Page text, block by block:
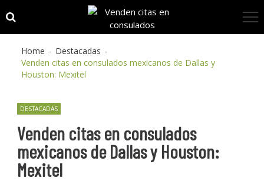
to
navigation
to
content
Home
Destacadas
Venden citas en consulados mexicanos de Dallas y
Houston: Mexitel
DESTACADAS
Venden citas en consulados
mexicanos de Dallas y Houston:
Mexitel